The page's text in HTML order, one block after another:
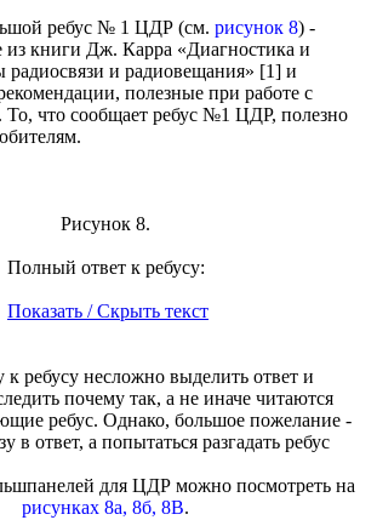
ребус № 1 ЦДР (см. рисунок 8) -
из книги Дж. Карра «Диагностика и
радиосвязи и радиовещания» [1] и
полезные при работе с
То, что сообщает ребус №1 ЦДР, полезно
Рисунок 8.
Полный ответ к ребусу:
Показать / Скрыть текст
ребусу несложно выделить ответ и
почему так, а не иначе читаются
ребус. Однако, большое пожелание -
в ответ, а попытаться разгадать ребус
для ЦДР можно посмотреть на
рисунках 8а, 8б, 8В.